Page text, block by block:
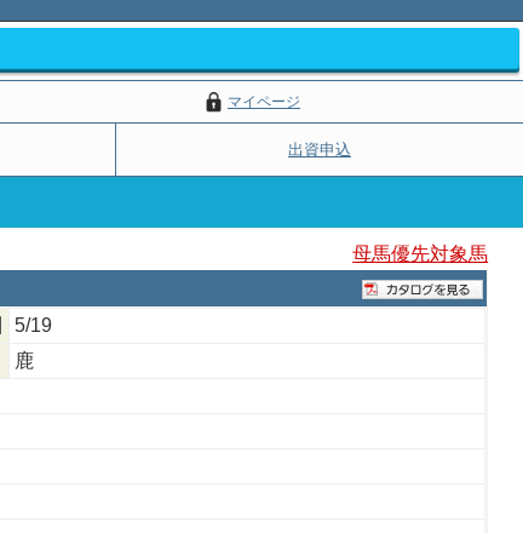
マイページ
出資申込
母馬優先対象馬
5/19
鹿